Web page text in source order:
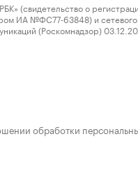
о
ИА №ФС77-63848) и сетевого
(Роскомнадзор)
обработки